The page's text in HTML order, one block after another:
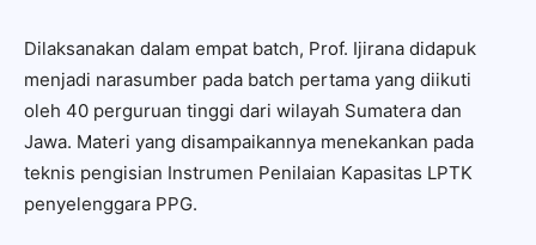
Dilaksanakan dalam empat batch, Prof. Ijirana didapuk
menjadi narasumber pada batch pertama yang diikuti
oleh 40 perguruan tinggi dari wilayah Sumatera dan
Jawa. Materi yang disampaikannya menekankan pada
teknis pengisian Instrumen Penilaian Kapasitas LPTK
penyelenggara PPG.